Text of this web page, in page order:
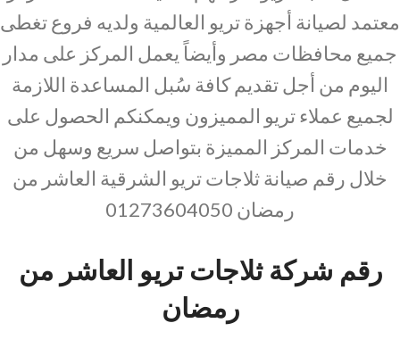
معتمد لصيانة أجهزة تريو العالمية ولديه فروع تغطى
جميع محافظات مصر وأيضاً يعمل المركز على مدار
اليوم من أجل تقديم كافة سُبل المساعدة اللازمة
لجميع عملاء تريو المميزون ويمكنكم الحصول على
خدمات المركز المميزة بتواصل سريع وسهل من
خلال رقم صيانة ثلاجات تريو الشرقية العاشر من
رمضان 01273604050
رقم شركة ثلاجات تريو العاشر من
رمضان